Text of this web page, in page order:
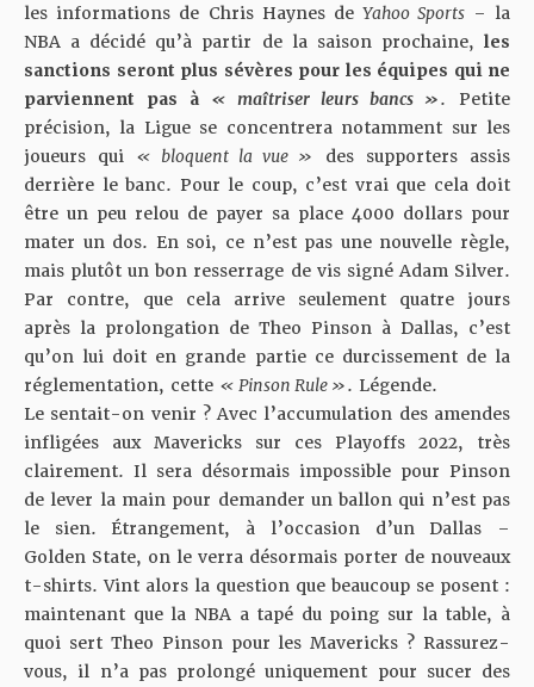
les informations de Chris Haynes deYahoo Sports– la
NBA a décidé qu’à partir de la saison prochaine, les
sanctions seront plus sévères pour les équipes qui ne
parviennent pas à « maîtriser leurs bancs ». Petite
précision, la Ligue se concentrera notamment sur les
joueurs qui « bloquent la vue »
des supporters assis
derrière le banc. Pour le coup, c’est vrai que cela doit
être un peu relou de payer sa place 4000 dollars pour
mater un dos. En soi, ce n’est pas une nouvelle règle,
mais plutôt un bon resserrage de vis signé Adam Silver.
Par contre, que cela arrive seulement quatre jours
après la prolongation de Theo Pinson à Dallas, c’est
qu’on lui doit en grande partie ce durcissement de la
réglementation, cette « Pinson Rule ». Légende.
Le sentait-on venir ? Avec l’accumulation des amendes
infligées aux Mavericks sur ces Playoffs 2022, très
clairement. Il sera désormais impossible pour Pinson
de lever la main pour demander un ballon qui n’est pas
le sien. Étrangement, à l’occasion d’un Dallas –
Golden State, on le verra désormais porter de nouveaux
t-shirts. Vint alors la question que beaucoup se posent :
maintenant que la NBA a tapé du poing sur la table, à
quoi sert Theo Pinson pour les Mavericks ? Rassurez-
vous, il n’a pas prolongé uniquement pour sucer des